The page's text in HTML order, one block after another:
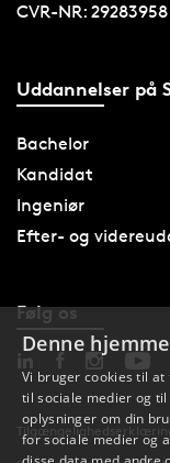
CVR-NR: 29283958
Uddannelser på
Bachelor
Kandidat
Ingeniør
Efter- og
Følg os
Denne
Vi bruger cookies til
til sociale medier og
oplysninger om din
for sociale medier og